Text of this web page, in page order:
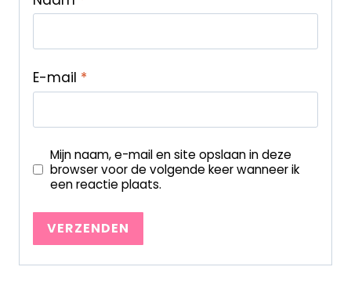
E-mail *
Mijn naam, e-mail en site opslaan in deze
browser voor de volgende keer wanneer ik
een reactie plaats.